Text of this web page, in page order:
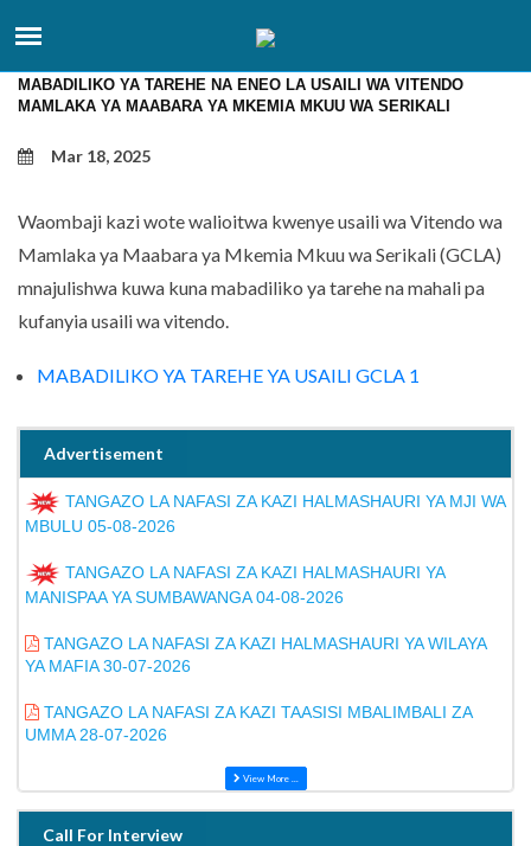
Advertisement
TANGAZO LA NAFASI ZA KAZI HALMASHAURI YA MJI WA
MBULU 05-08-2026
TANGAZO LA NAFASI ZA KAZI HALMASHAURI YA
MANISPAA YA SUMBAWANGA 04-08-2026
TANGAZO LA NAFASI ZA KAZI HALMASHAURI YA WILAYA
YA MAFIA 30-07-2026
TANGAZO LA NAFASI ZA KAZI TAASISI MBALIMBALI ZA
UMMA 28-07-2026
View More ...
Call For Interview
MABADILIKO YA TAREHE NA ENEO LA USAILI WA VITENDO
MAMLAKA YA MAABARA YA MKEMIA MKUU WA SERIKALI
Mar 18, 2025
Waombaji kazi wote walioitwa kwenye usaili wa Vitendo wa
Mamlaka ya Maabara ya Mkemia Mkuu wa Serikali (GCLA)
mnajulishwa kuwa kuna mabadiliko ya tarehe na mahali pa
kufanyia usaili wa vitendo.
MABADILIKO YA TAREHE YA USAILI GCLA 1